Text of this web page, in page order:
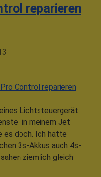
reparieren
Control reparieren
Lichtsteuergerät
in meinem Jet
es doch. Ich hatte
3s-Akkus auch 4s-
ziemlich gleich